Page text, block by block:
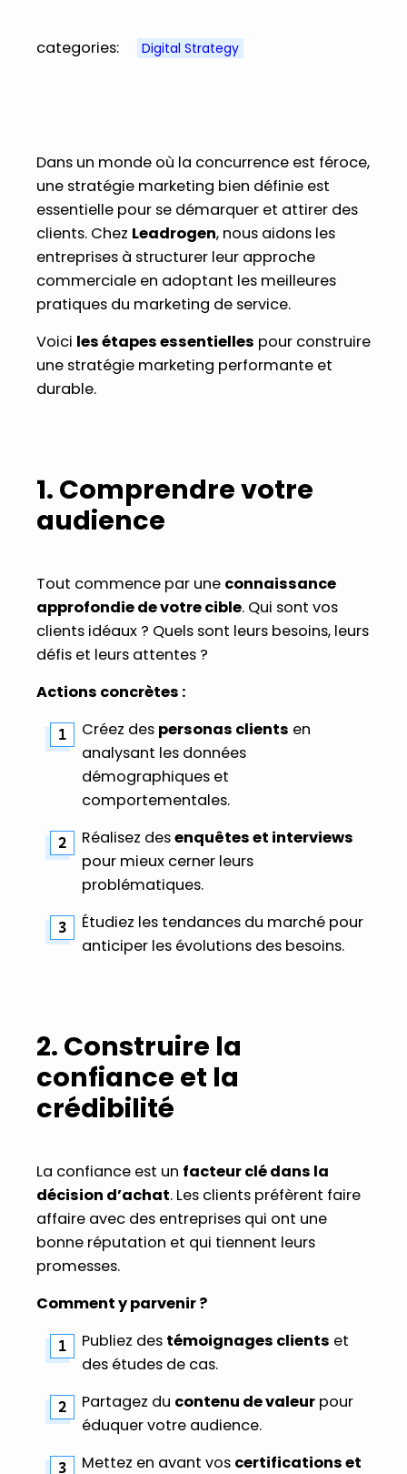
categories: Digital Strategy
Dans un monde où la concurrence est féroce,
une stratégie marketing bien définie est
essentielle pour se démarquer et attirer des
clients. Chez Leadrogen, nous aidons les
entreprises à structurer leur approche
commerciale en adoptant les meilleures
pratiques du marketing de service.
Voici les étapes essentielles pour construire
une stratégie marketing performante et
durable.
1. Comprendre votre
audience
Tout commence par une connaissance
approfondie de votre cible. Qui sont vos
clients idéaux ? Quels sont leurs besoins, leurs
défis et leurs attentes ?
Actions concrètes :
Créez des personas clients en
analysant les données
démographiques et
comportementales.
Réalisez desenquêtes et interviews
pour mieux cerner leurs
problématiques.
Étudiez les tendances du marché pour
anticiper les évolutions des besoins.
2. Construire la
confiance et la
crédibilité
La confiance est un facteur clé dans la
décision d’achat. Les clients préfèrent faire
affaire avec des entreprises qui ont une
bonne réputation et qui tiennent leurs
promesses.
Comment y parvenir ?
Publiez des témoignages clients et
des études de cas.
Partagez du contenu de valeur pour
éduquer votre audience.
Mettez en avant vos certifications et